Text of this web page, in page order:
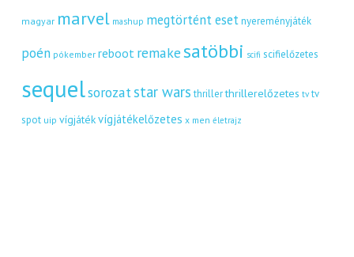
magyar marvel mashup megtörtént eset nyereményjáték
poén pókember reboot remakesatöbbi scifi scifielőzetes
sequelsorozatstar wars thriller thrillerelőzetes tv tv
spot uip vígjátékvígjátékelőzetes x men életrajz